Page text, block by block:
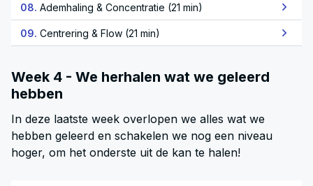
08. Ademhaling & Concentratie (21 min)
09. Centrering & Flow (21 min)
Week 4 - We herhalen wat we geleerd
hebben
In deze laatste week overlopen we alles wat we
hebben geleerd en schakelen we nog een niveau
hoger, om het onderste uit de kan te halen!